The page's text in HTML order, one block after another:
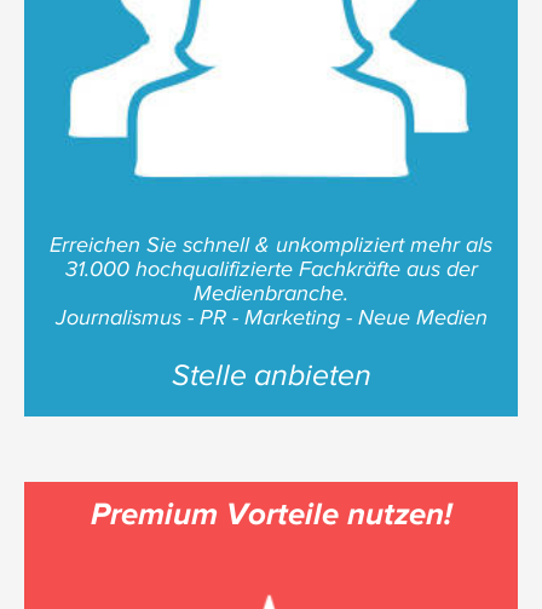
Erreichen Sie schnell & unkompliziert mehr als
31.000 hochqualifizierte Fachkräfte aus der
Medienbranche.
Journalismus - PR - Marketing - Neue Medien
Stelle anbieten
Premium Vorteile nutzen!